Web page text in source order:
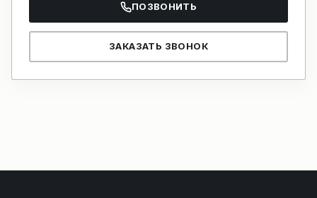
ПОЗВОНИТЬ
ЗАКАЗАТЬ ЗВОНОК